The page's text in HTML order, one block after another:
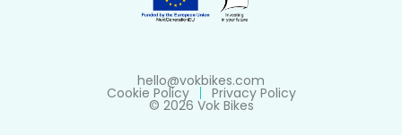
© 2026 Vok Bikes
Cookie Policy Privacy Policy
hello@vokbikes.com